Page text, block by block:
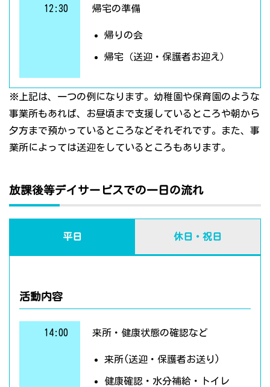
12:30 帰宅の準備
帰りの会
帰宅（送迎・保護者お迎え）
※上記は、一つの例になります。幼稚園や保育園のような
事業所もあれば、お昼頃まで支援しているところや朝から
夕方まで預かっているところなどそれぞれです。また、事
業所によっては送迎をしているところもあります。
放課後等デイサービスでの一日の流れ
平日 休日・祝日
活動内容
14:00 来所・健康状態の確認など
来所(送迎・保護者お送り)
健康確認・水分補給・トイレ